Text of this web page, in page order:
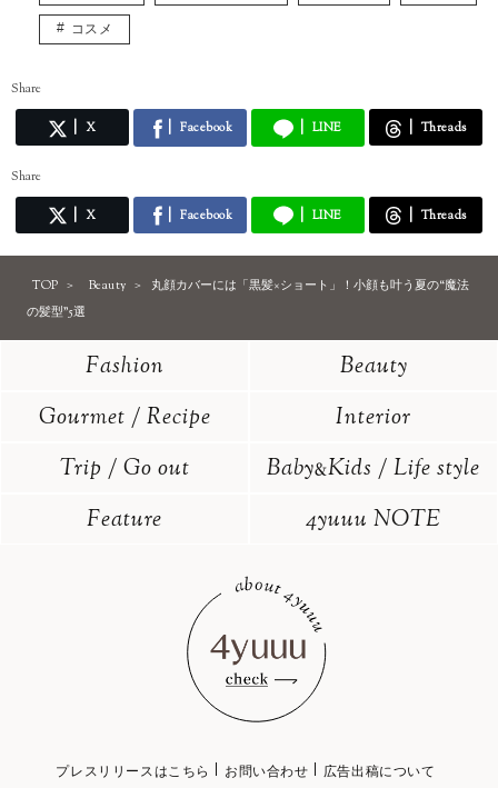
コスメ
Share
X Facebook LINE Threads
Share
X Facebook LINE Threads
TOP Beauty
丸顔カバーには「黒髪×ショート」！小顔も叶う夏の“魔法
の髪型”5選
Fashion
Beauty
Gourmet / Recipe
Interior
Trip / Go out
Baby&Kids / Life style
Feature
4yuuu NOTE
プレスリリースはこちら お問い合わせ 広告出稿について